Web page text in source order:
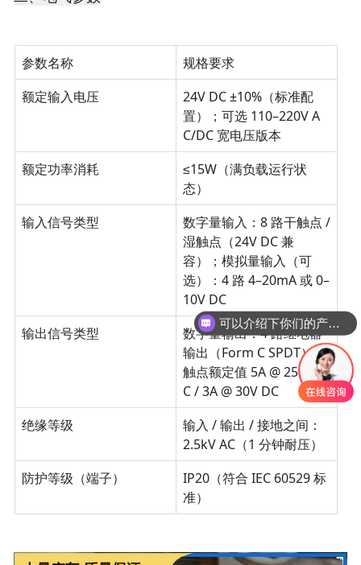
参数名称
规格要求
额定输入电压
24V DC ±10%（标准配
置）；可选 110–220V A
C/DC 宽电压版本
额定功率消耗
≤15W（满负载运行状
态）
输入信号类型
数字量输入：8 路干触点 /
湿触点（24V DC 兼
容）；模拟量输入（可
选）：4 路 4–20mA 或 0–
10V DC
输出信号类型
数字量输出：4 路继电器
输出（Form C SPDT），
触点额定值 5A @ 250V A
C / 3A @ 30V DC
绝缘等级
输入 / 输出 / 接地之间：
2.5kV AC（1 分钟耐压）
防护等级（端子）
IP20（符合 IEC 60529 标
准）
你们是怎么收费的呢？